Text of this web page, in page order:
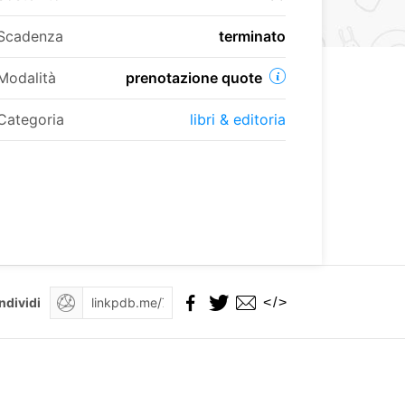
terminato
prenotazione quote
libri & editoria
</>